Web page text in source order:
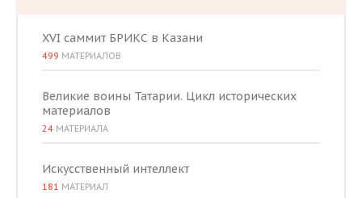
XVI саммит БРИКС в Казани
499 МАТЕРИАЛОВ
Великие воины Татарии. Цикл исторических
материалов
24 МАТЕРИАЛА
Искусственный интеллект
181 МАТЕРИАЛ